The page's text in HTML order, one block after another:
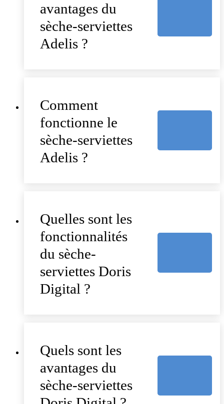
avantages du
sèche-serviettes
Adelis ?
Comment
fonctionne le
sèche-serviettes
Adelis ?
Quelles sont les
fonctionnalités
du sèche-
serviettes Doris
Digital ?
Quels sont les
avantages du
sèche-serviettes